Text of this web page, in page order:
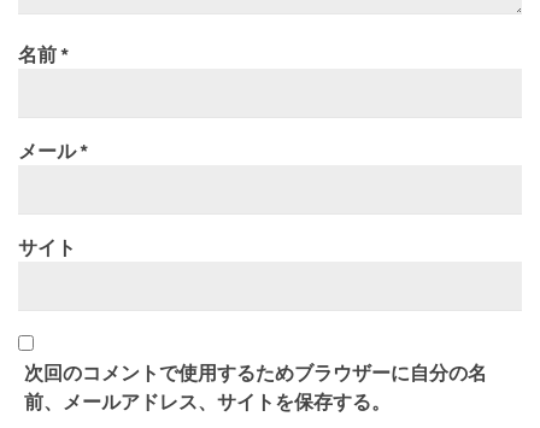
名前*
メール*
サイト
次回のコメントで使用するためブラウザーに自分の名
前、メールアドレス、サイトを保存する。